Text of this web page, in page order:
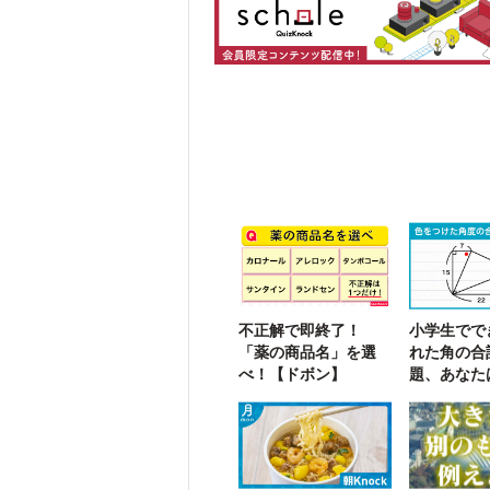
不正解で即終了！
「薬の商品名」を選
べ！【ドボン】
小学生で
れた角の
題、あな